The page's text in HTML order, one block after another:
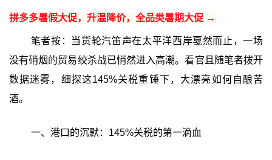
拼多多暑假大促，升温降价，全品类暑期大促 →
笔者按：当货轮汽笛声在太平洋西岸戛然而止，一场
没有硝烟的贸易绞杀战已悄然进入高潮。看官且随笔者拨开
数据迷雾，细探这145%关税重锤下，大漂亮如何自酿苦
酒。
一、港口的沉默：145%关税的第一滴血